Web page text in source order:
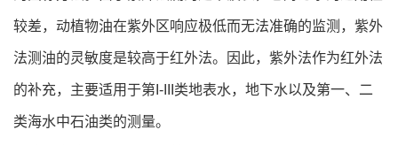
较差，动植物油在紫外区响应极低而无法准确的监测，紫外
法测油的灵敏度是较高于红外法。因此，紫外法作为红外法
的补充，主要适用于第I-III类地表水，地下水以及第一、二
类海水中石油类的测量。